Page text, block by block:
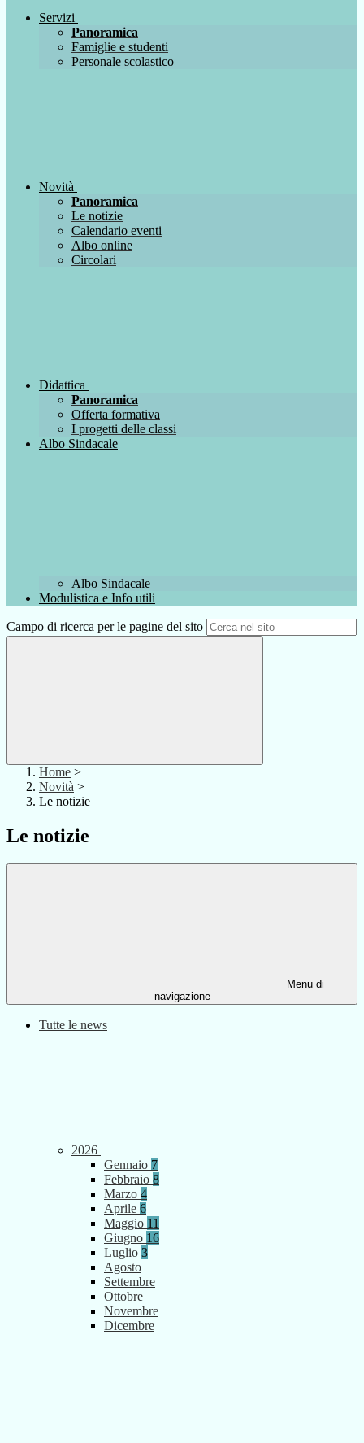
Servizi
Panoramica
Famiglie e studenti
Personale scolastico
Novità
Panoramica
Le notizie
Calendario eventi
Albo online
Circolari
Didattica
Panoramica
Offerta formativa
I progetti delle classi
Albo Sindacale
Albo Sindacale
Modulistica e Info utili
Campo di ricerca per le pagine del sito
Home >
Novità >
Le notizie
Le notizie
Menu di
navigazione
Tutte le news
2026
Gennaio 7
Febbraio 8
Marzo 4
Aprile 6
Maggio 11
Giugno 16
Luglio 3
Agosto
Settembre
Ottobre
Novembre
Dicembre